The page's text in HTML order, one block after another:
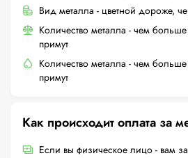
Вид металла - цветной дороже,
Количество металла - чем
примут
Количество металла - чем
примут
Как происходит оплата за
Если вы физическое лицо - вам